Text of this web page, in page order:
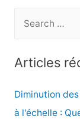
e
r
Articles
Diminution
à l'échelle :